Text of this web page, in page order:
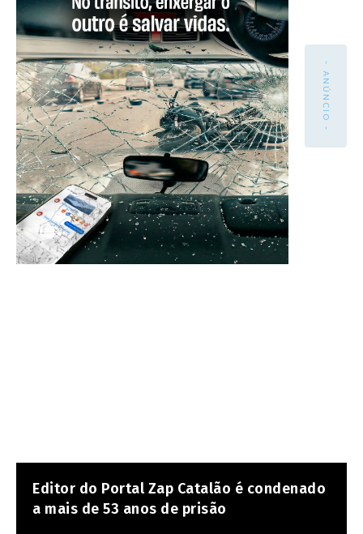
- ANÚNCIO -
Editor do Portal Zap Catalão é condenado
a mais de 53 anos de prisão